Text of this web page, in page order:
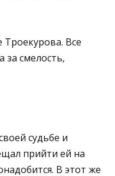
Троекурова. Все
за смелость,
судьбе и
прийти ей на
В этот же